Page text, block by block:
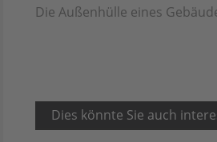
Die Außenhülle eines
Dies könnte Sie auch